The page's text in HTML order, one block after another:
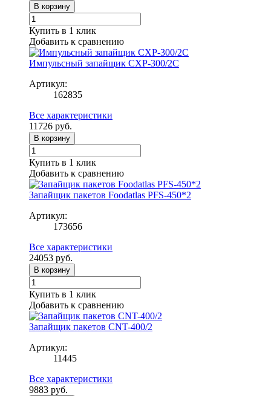
В корзину
Купить в 1 клик
Добавить к сравнению
Импульсный запайщик CXP-300/2C
Артикул:
162835
Все характеристики
11726 руб.
В корзину
Купить в 1 клик
Добавить к сравнению
Запайщик пакетов Foodatlas PFS-450*2
Артикул:
173656
Все характеристики
24053 руб.
В корзину
Купить в 1 клик
Добавить к сравнению
Запайщик пакетов CNT-400/2
Артикул:
11445
Все характеристики
9883 руб.